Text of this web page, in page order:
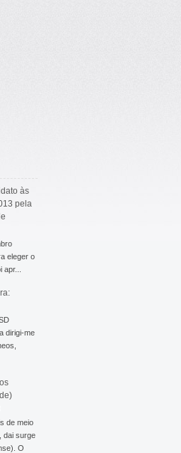
às
pela
eleger o
dirigi-me
de meio
dai surge
O